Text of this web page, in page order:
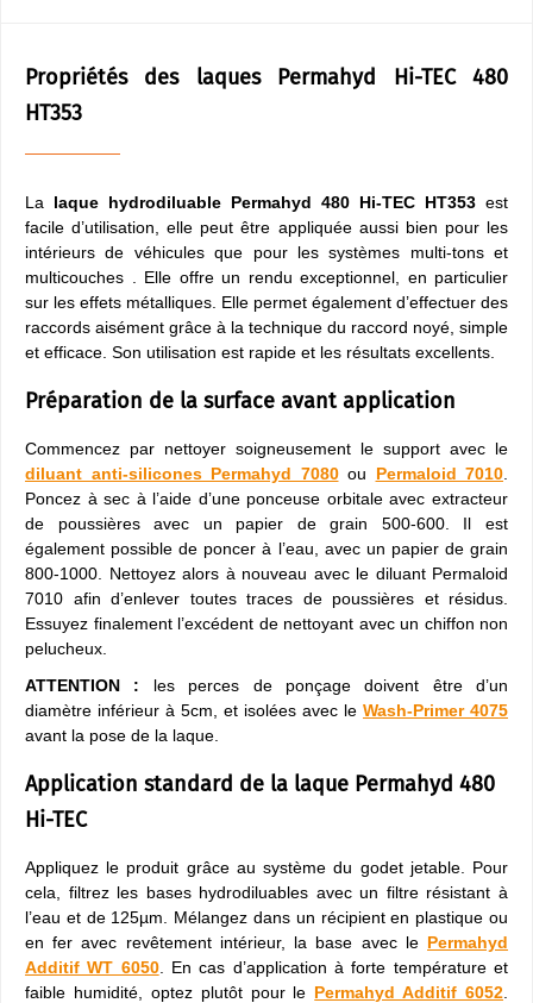
Propriétés des laques Permahyd Hi-TEC 480
HT353
La laque hydrodiluable Permahyd 480 Hi-TEC HT353 est
facile d’utilisation, elle peut être appliquée aussi bien pour les
intérieurs de véhicules que pour les systèmes multi-tons et
multicouches . Elle offre un rendu exceptionnel, en particulier
sur les effets métalliques. Elle permet également d’effectuer des
raccords aisément grâce à la technique du raccord noyé, simple
et efficace. Son utilisation est rapide et les résultats excellents.
Préparation de la surface avant application
Commencez par nettoyer soigneusement le support avec le
diluant anti-silicones Permahyd 7080ou Permaloid 7010
Poncez à sec à l’aide d’une ponceuse orbitale avec extracteur
de poussières avec un papier de grain 500-600. Il est
également possible de poncer à l’eau, avec un papier de grain
800-1000. Nettoyez alors à nouveau avec le diluant Permaloid
7010 afin d’enlever toutes traces de poussières et résidus.
Essuyez finalement l’excédent de nettoyant avec un chiffon non
pelucheux.
ATTENTION : les perces de ponçage doivent être d’un
diamètre inférieur à 5cm, et isolées avec le Wash-Primer 4075
avant la pose de la laque.
Application standard de la laque Permahyd 480
Hi-TEC
Appliquez le produit grâce au système du godet jetable. Pour
cela, filtrez les bases hydrodiluables avec un filtre résistant à
l’eau et de 125µm. Mélangez dans un récipient en plastique ou
en fer avec revêtement intérieur, la base avec le Permahyd
Additif WT 6050. En cas d’application à forte température et
faible humidité, optez plutôt pour le Permahyd Additif 6052